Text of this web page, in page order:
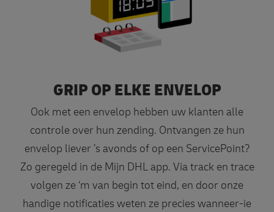
GRIP OP ELKE ENVELOP
Ook met een envelop hebben uw klanten alle
controle over hun zending. Ontvangen ze hun
envelop liever ’s avonds of op een ServicePoint?
Zo geregeld in de Mijn DHL app. Via track en trace
volgen ze ‘m van begin tot eind, en door onze
handige notificaties weten ze precies wanneer-ie